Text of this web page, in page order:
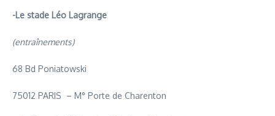
-Le stade Léo Lagrange
(entraînements)
68 Bd Poniatowski
75012 PARIS – M° Porte de Charenton